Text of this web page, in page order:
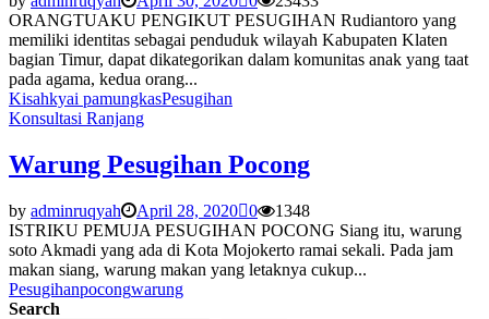
ORANGTUAKU PENGIKUT PESUGIHAN Rudiantoro yang
memiliki identitas sebagai penduduk wilayah Kabupaten Klaten
bagian Timur, dapat dikategorikan dalam komunitas anak yang taat
pada agama, kedua orang...
Kisahkyai pamungkasPesugihan
Konsultasi Ranjang
Warung Pesugihan Pocong
by adminruqyah April 28, 2020 0
1348
ISTRIKU PEMUJA PESUGIHAN POCONG Siang itu, warung
soto Akmadi yang ada di Kota Mojokerto ramai sekali. Pada jam
makan siang, warung makan yang letaknya cukup...
Pesugihanpocongwarung
Search